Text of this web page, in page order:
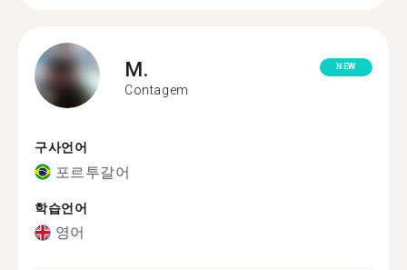
M.
Contagem
NEW
구사언어
포르투갈어
학습언어
영어